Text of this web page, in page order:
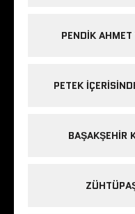
PENDIK
PETEK
BAŞAKŞEHIR